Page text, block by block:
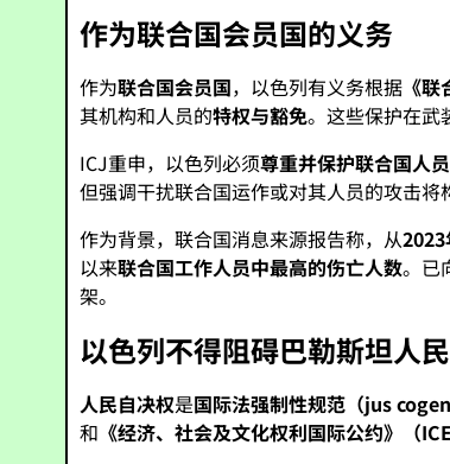
作为联合国会员国的义务
作为联合国会员国，以色列有义务根据 《
其机构和人员的特权与豁免。这些保护在武
ICJ重申，以色列必须尊重并保护联合国人
但强调干扰联合国运作或对其人员的攻击将
作为背景，联合国消息来源报告称，从
以来联合国工作人员中最高的伤亡人数。已
架。
以色列不得阻碍巴勒斯坦人
人民自决权是国际法强制性规范（jus
和 《经济、社会及文化权利国际公约》（